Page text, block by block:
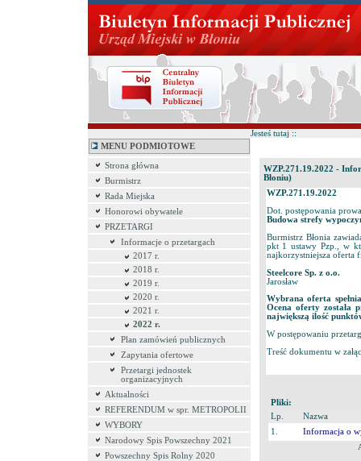
MENU PODMIOTOWE
Strona główna
Burmistrz
Rada Miejska
Honorowi obywatele
PRZETARGI
Informacje o przetargach
2017 r.
2018 r.
2019 r.
2020 r.
2021 r.
2022 r.
Plan zamówień publicznych
Zapytania ofertowe
Przetargi jednostek
organizacyjnych
Aktualności
REFERENDUM w spr. METROPOLII
WYBORY
Narodowy Spis Powszechny 2021
Powszechny Spis Rolny 2020
Jesteś tutaj ::
WZP.271.19.2022 -
Błoniu)
WZP.271.19.2022
Dot. postępowania
Budowa strefy
Burmistrz Błonia
pkt 1 ustawy Pzp., w
najkorzystniejsza oferta
Steelcore Sp. z o.o.
Jarosław
Wybrana oferta
Ocena oferty została
największą ilość
W postępowaniu
Treść dokumentu w
Pliki:
Lp.
Nazwa
1.
Informacja o